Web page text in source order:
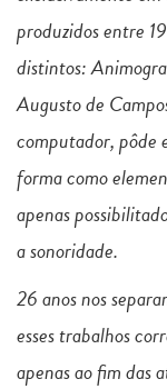
produzidos entre
distintos:
Augusto de
computador, pôde
forma como
apenas
a sonoridade.
26 anos nos
esses trabalhos
apenas ao fim das